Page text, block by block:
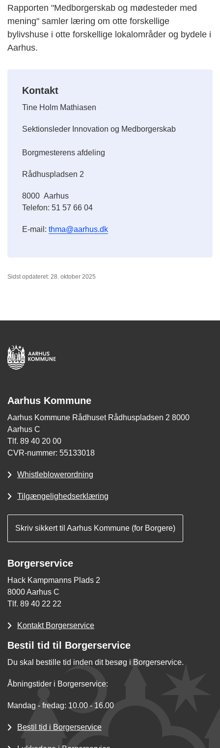
Rapporten "Medborgerskab og mødesteder med
mening" samler læring om otte forskellige
bylivshuse i otte forskellige lokalområder og bydele i
Aarhus.
Kontakt
Tine Holm Mathiasen
Sektionsleder Innovation og Medborgerskab
Borgmesterens afdeling
Rådhuspladsen 2
8000 Aarhus
Telefon: 51 57 66 04
E-mail: thma@aarhus.dk
Sidst opdateret: 28. oktober 2025
Aarhus Kommune
Aarhus Kommune Rådhuset Rådhuspladsen 2 8000
Aarhus C
Tlf. 89 40 20 00
CVR-nummer: 55133018
Whistleblowerordning
Tilgængelighedserklæring
Skriv sikkert til Aarhus Kommune (for Borgere)
Borgerservice
Hack Kampmanns Plads 2
8000 Aarhus C
Tlf. 89 40 22 22
Kontakt Borgerservice
Bestil tid til Borgerservice
Du skal bestille tid inden dit besøg i Borgerservice.
Åbningstider i Borgerservice:
Mandag - fredag: 10.00 - 16.00
Bestil tid i Borgerservice